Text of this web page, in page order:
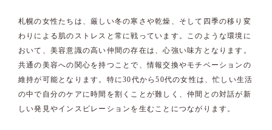
札幌の女性たちは、厳しい冬の寒さや乾燥、そして四季の移り変
わりによる肌のストレスと常に戦っています。このような環境に
おいて、美容意識の高い仲間の存在は、心強い味方となります。
共通の美容への関心を持つことで、情報交換やモチベーションの
維持が可能となります。特に30代から50代の女性は、忙しい生活
の中で自分のケアに時間を割くことが難しく、仲間との対話が新
しい発見やインスピレーションを生むことにつながります。